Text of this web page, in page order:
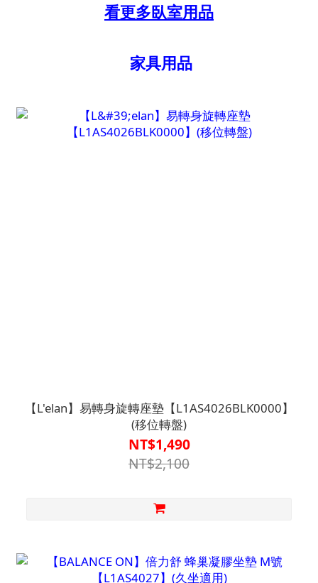
看更多臥室用品
家具用品
【L'elan】易轉身旋轉座墊【L1AS4026BLK0000】
(移位轉盤)
NT$1,490
NT$2,100